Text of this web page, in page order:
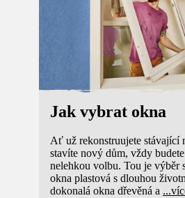
Jak vybrat okna
Ať už rekonstruujete stávající
stavíte nový dům, vždy
nelehkou volbu. Tou je výběr
okna plastová s dlouhou
dokonalá okna dřevěná a ...